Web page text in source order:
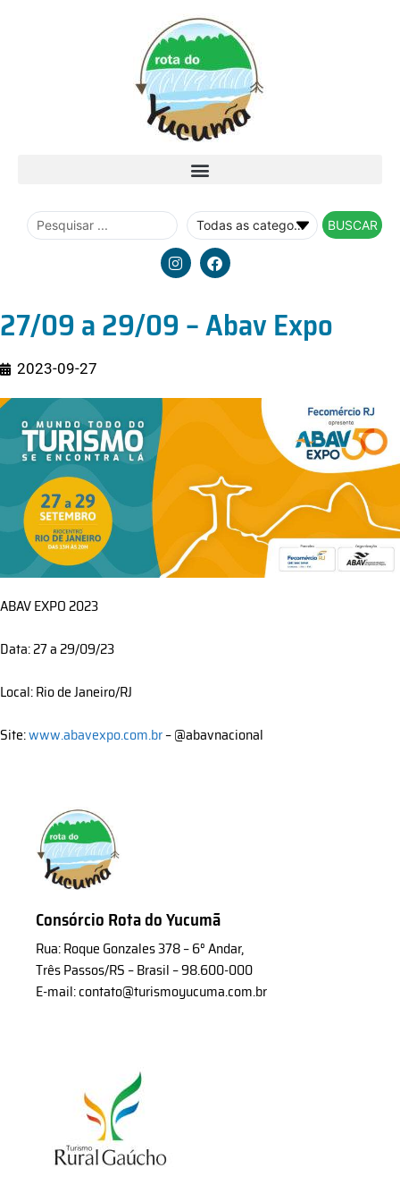
BUSCAR
27/09 a 29/09 – Abav Expo
2023-09-27
ABAV EXPO 2023
Data: 27 a 29/09/23
Local: Rio de Janeiro/RJ
Site:www.abavexpo.com.br– @abavnacional
Consórcio Rota do Yucumã
Rua: Roque Gonzales 378 – 6° Andar,
Três Passos/RS – Brasil – 98.600-000
E-mail: contato@turismoyucuma.com.br